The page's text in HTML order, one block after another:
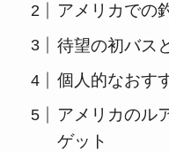
アメリカでの
待望の初バス
個人的なおす
アメリカのル
ゲット